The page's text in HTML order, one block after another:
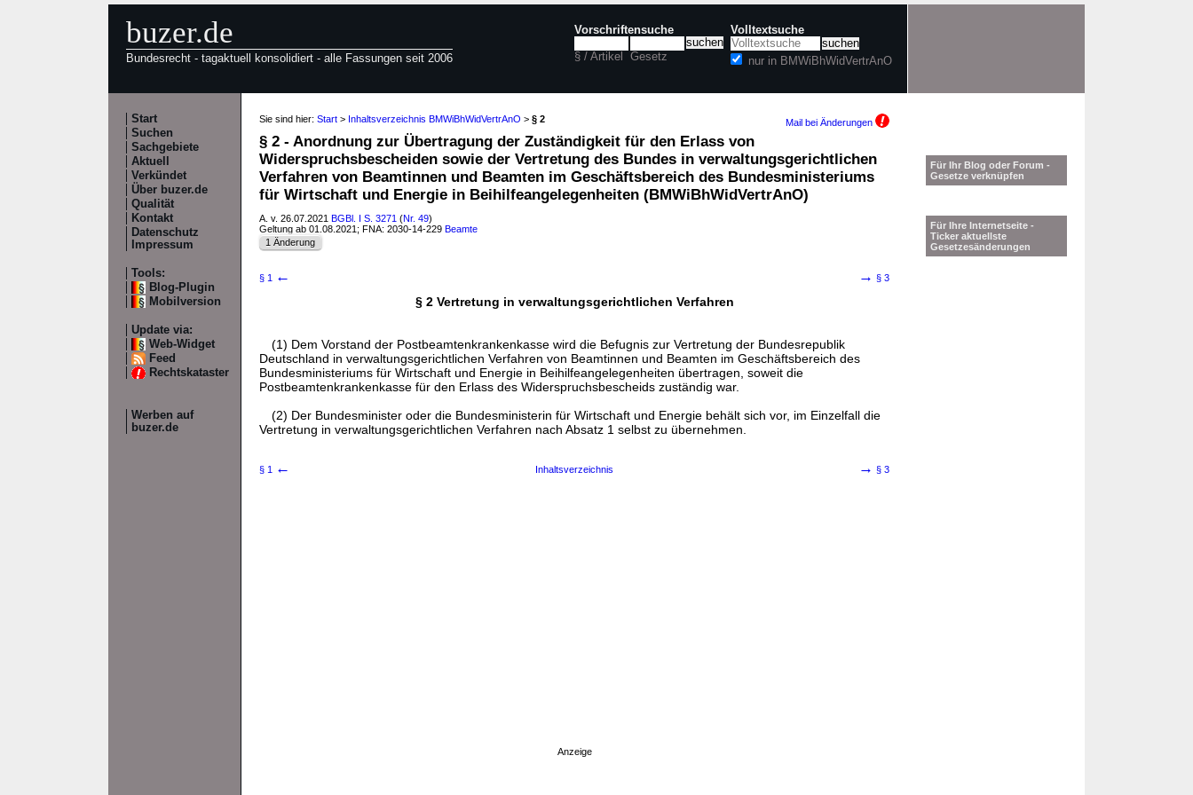
buzer.de
Bundesrecht - tagaktuell konsolidiert - alle Fassungen seit 2006
Vorschriftensuche
§ / Artikel Gesetz
Volltextsuche
nur in BMWiBhWidVertrAnO
Start
Suchen
Sachgebiete
Aktuell
Verkündet
Über buzer.de
Qualität
Kontakt
Datenschutz
Impressum
Tools:
Blog-Plugin
Mobilversion
Update via:
Web-Widget
Feed
Rechtskataster
Werben auf
buzer.de
Sie sind hier: Start > Inhaltsverzeichnis BMWiBhWidVertrAnO > § 2 Mail bei Änderungen
§ 2 - Anordnung zur Übertragung der Zuständigkeit für den Erlass von
Widerspruchsbescheiden sowie der Vertretung des Bundes in verwaltungsgerichtlichen
Verfahren von Beamtinnen und Beamten im Geschäftsbereich des Bundesministeriums
für Wirtschaft und Energie in Beihilfeangelegenheiten (BMWiBhWidVertrAnO)
A. v. 26.07.2021 BGBl. I S. 3271 (Nr. 49)
Geltung ab 01.08.2021; FNA: 2030-14-229 Beamte
1 Änderung
§ 1 ← → § 3
§ 2 Vertretung in verwaltungsgerichtlichen Verfahren
(1) Dem Vorstand der Postbeamtenkrankenkasse wird die Befugnis zur Vertretung der Bundesrepublik
Deutschland in verwaltungsgerichtlichen Verfahren von Beamtinnen und Beamten im Geschäftsbereich des
Bundesministeriums für Wirtschaft und Energie in Beihilfeangelegenheiten übertragen, soweit die
Postbeamtenkrankenkasse für den Erlass des Widerspruchsbescheids zuständig war.
(2) Der Bundesminister oder die Bundesministerin für Wirtschaft und Energie behält sich vor, im Einzelfall die
Vertretung in verwaltungsgerichtlichen Verfahren nach Absatz 1 selbst zu übernehmen.
§ 1 ← Inhaltsverzeichnis → § 3
Anzeige
Für Ihr Blog oder Forum -
Gesetze verknüpfen
Für Ihre Internetseite -
Ticker aktuellste
Gesetzesänderungen